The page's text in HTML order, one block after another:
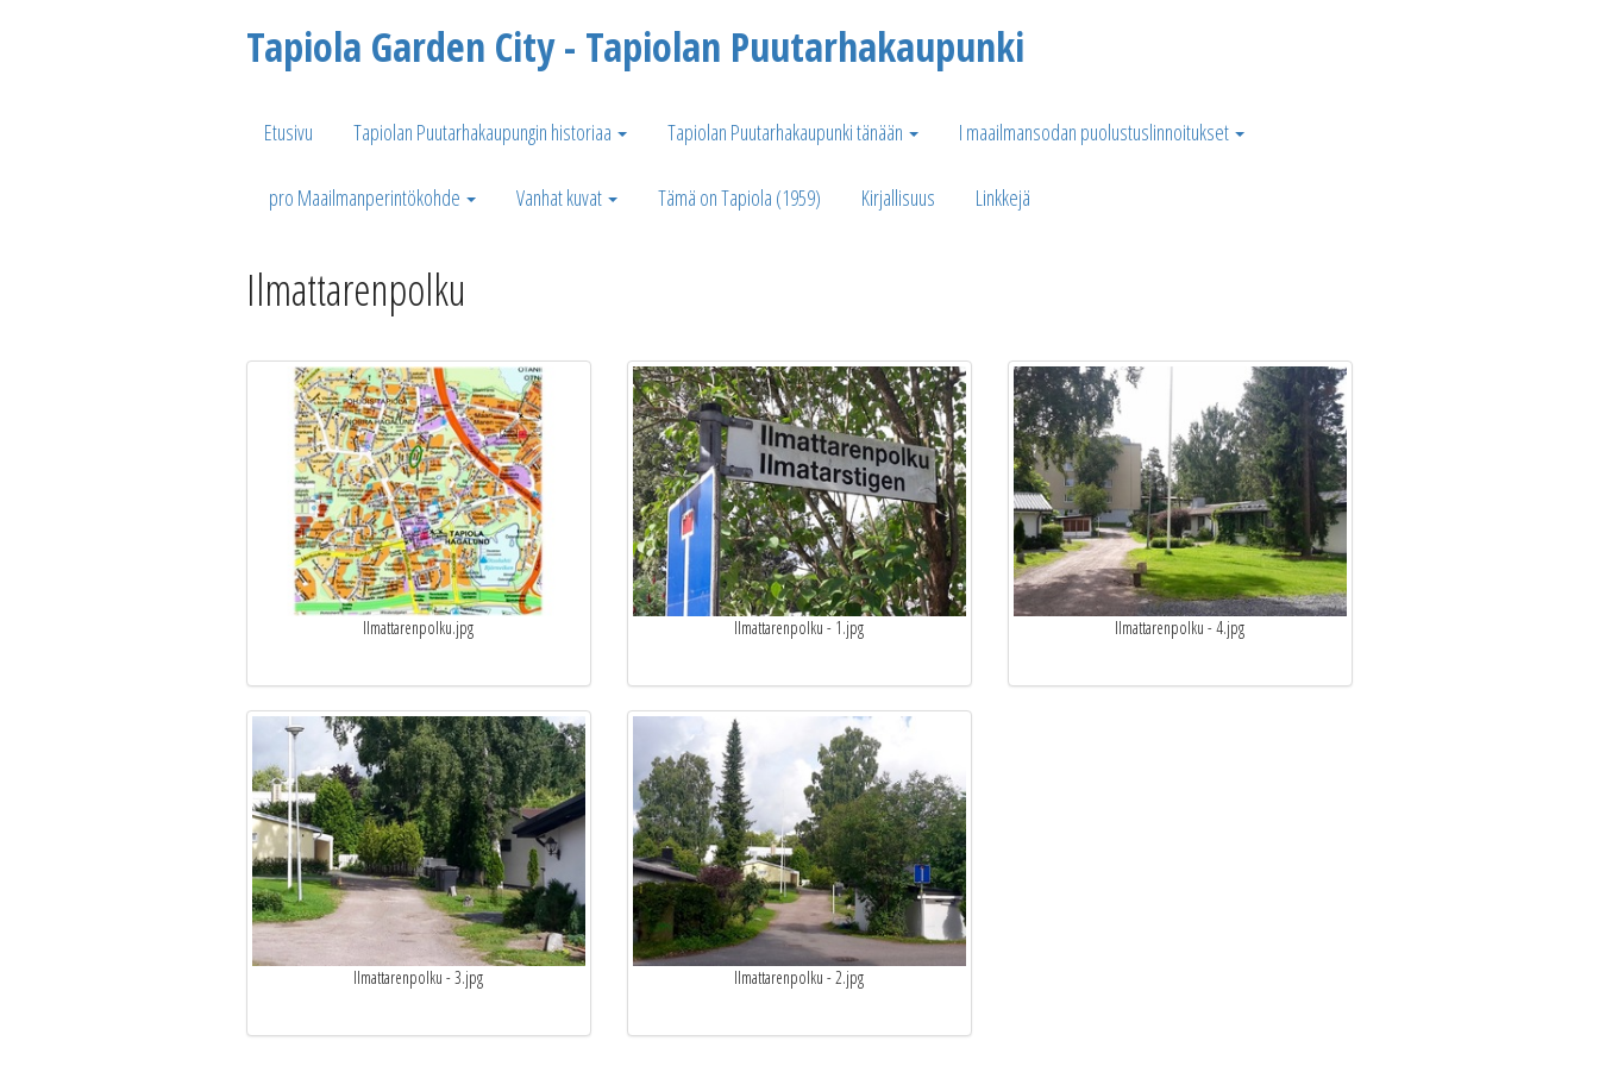
Tapiola Garden City - Tapiolan Puutarhakaupunki
Etusivu Tapiolan Puutarhakaupungin historiaa Tapiolan Puutarhakaupunki tänään I maailmansodan puolustuslinnoitukset
pro Maailmanperintökohde Vanhat kuvat Tämä on Tapiola (1959) Kirjallisuus Linkkejä
Ilmattarenpolku
Ilmattarenpolku.jpg Ilmattarenpolku - 1.jpg Ilmattarenpolku - 4.jpg
Ilmattarenpolku - 3.jpg Ilmattarenpolku - 2.jpg